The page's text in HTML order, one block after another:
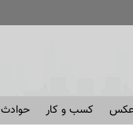
عکس کسب و کار حوادث